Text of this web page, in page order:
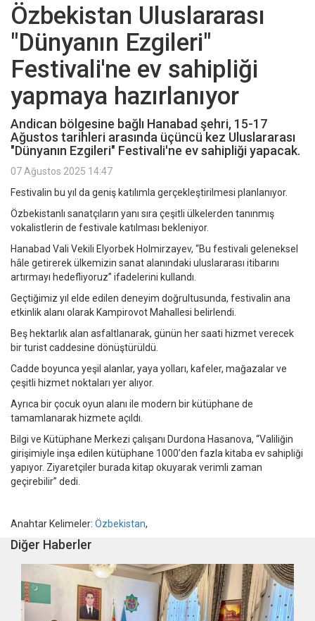
Özbekistan Uluslararası
"Dünyanın Ezgileri"
Festivali'ne ev sahipliği
yapmaya hazırlanıyor
Andican bölgesine bağlı Hanabad şehri, 15-17
Ağustos tarihleri arasında üçüncü kez Uluslararası
"Dünyanın Ezgileri" Festivali'ne ev sahipliği yapacak.
07 Ağustos 2025 14:47
Festivalin bu yıl da geniş katılımla gerçekleştirilmesi planlanıyor.
Özbekistanlı sanatçıların yanı sıra çeşitli ülkelerden tanınmış
vokalistlerin de festivale katılması bekleniyor.
Hanabad Vali Vekili Elyorbek Holmirzayev, “Bu festivali geleneksel
hâle getirerek ülkemizin sanat alanındaki uluslararası itibarını
artırmayı hedefliyoruz” ifadelerini kullandı.
Geçtiğimiz yıl elde edilen deneyim doğrultusunda, festivalin ana
etkinlik alanı olarak Kampirovot Mahallesi belirlendi.
Beş hektarlık alan asfaltlanarak, günün her saati hizmet verecek
bir turist caddesine dönüştürüldü.
Cadde boyunca yeşil alanlar, yaya yolları, kafeler, mağazalar ve
çeşitli hizmet noktaları yer alıyor.
Ayrıca bir çocuk oyun alanı ile modern bir kütüphane de
tamamlanarak hizmete açıldı.
Bilgi ve Kütüphane Merkezi çalışanı Durdona Hasanova, “Valiliğin
girişimiyle inşa edilen kütüphane 1000’den fazla kitaba ev sahipliği
yapıyor. Ziyaretçiler burada kitap okuyarak verimli zaman
geçirebilir” dedi.
Anahtar Kelimeler: Özbekistan,
Diğer Haberler